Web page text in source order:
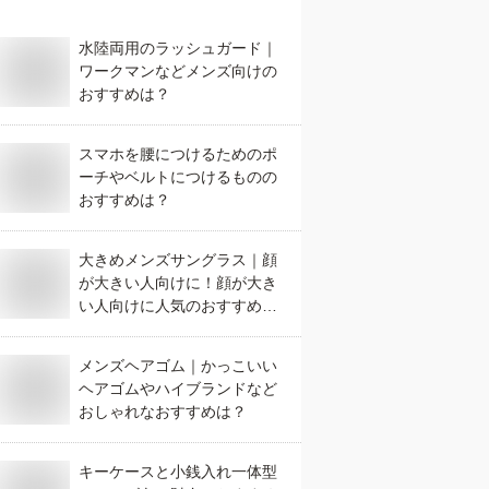
水陸両用のラッシュガード｜
ワークマンなどメンズ向けの
おすすめは？
スマホを腰につけるためのポ
ーチやベルトにつけるものの
おすすめは？
大きめメンズサングラス｜顔
が大きい人向けに！顔が大き
い人向けに人気のおすすめ
メンズヘアゴム｜かっこいい
ヘアゴムやハイブランドなど
おしゃれなおすすめは？
キーケースと小銭入れ一体型